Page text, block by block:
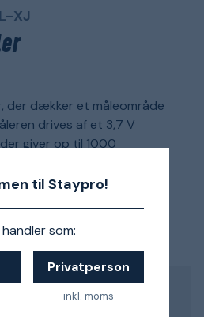
til Staypro!
som:
Privatperson
inkl. moms
XJ
der dækker et måleområde
drives af et 3,7 V
giver op til 1000